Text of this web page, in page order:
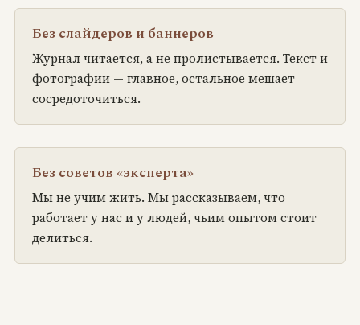
Без слайдеров и баннеров
Журнал читается, а не пролистывается. Текст и
фотографии — главное, остальное мешает
сосредоточиться.
Без советов «эксперта»
Мы не учим жить. Мы рассказываем, что
работает у нас и у людей, чьим опытом стоит
делиться.